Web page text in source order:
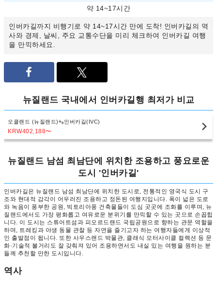
약 14~17시간
인버카길까지 비행기로 약 14~17시간 만에 도착! 인버카길의 역
사와 경제, 날씨, 주요 교통수단을 미리 체크하여 인버카길 여행
을 만끽하세요.
뉴질랜드 국내에서 인버카길행 최저가 비교
오클랜드 (뉴질랜드) 인버카길(IVC)
KRW402,188〜
뉴질랜드 남섬 최남단에 위치한 조용하고 풍요로운
도시 '인버카길'
인버카길은 뉴질랜드 남섬 최남단에 위치한 도시로, 전통적인 영국식 도시 구
조와 현대적 감각이 어우러진 조용하고 정돈된 여행지입니다. 폭이 넓은 도로
와 녹음이 풍부한 공원, 빅토리아풍 건축물들이 도심 곳곳에 조화를 이루며, 뉴
질랜드에서도 가장 평화롭고 여유로운 분위기를 만끽할 수 있는 곳으로 손꼽힙
니다. 이 도시는 스튜어트섬과 피오르드랜드 국립공원으로 향하는 관문 역할을
하며, 트레킹과 야생 동물 관찰 등 자연을 즐기고자 하는 여행자들에게 이상적
인 출발점이 됩니다. 또한 사우스랜드 박물관, 클래식 모터사이클 컬렉션 등 문
화·기술적 볼거리도 잘 갖춰져 있어 조용하면서도 내실 있는 여행을 원하는 분
들께 추천할 만한 도시입니다.
역사